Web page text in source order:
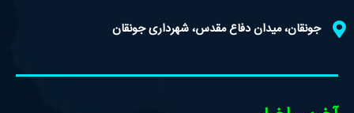
جونقان، میدان دفاع مقدس، شهرداری جونقان